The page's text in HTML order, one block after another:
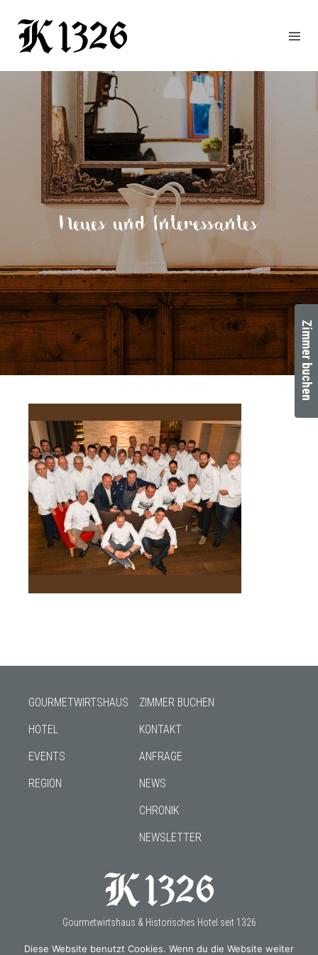
HOTEL
EVENTS
ZIMMER
BUCHEN
KONTAKT
ANFRAGE
Neues und Interessantes
GOURMETWIRTSHAUS
HOTEL
EVENTS
REGION
ZIMMER BUCHEN
KONTAKT
ANFRAGE
NEWS
CHRONIK
NEWSLETTER
Gourmetwirtshaus & Historisches Hotel seit 1326
Zimmer buchen
Diese Website benutzt Cookies. Wenn du die Website weiter